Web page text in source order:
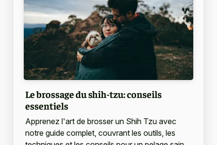
Le brossage du shih-tzu: conseils
essentiels
Apprenez l'art de brosser un Shih Tzu avec
notre guide complet, couvrant les outils, les